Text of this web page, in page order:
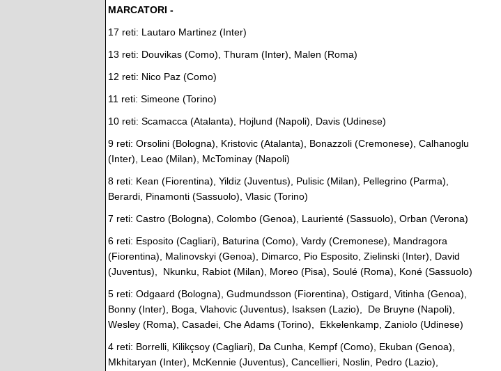
MARCATORI -
17 reti: Lautaro Martinez (Inter)
13 reti: Douvikas (Como), Thuram (Inter), Malen (Roma)
12 reti: Nico Paz (Como)
11 reti: Simeone (Torino)
10 reti: Scamacca (Atalanta), Hojlund (Napoli), Davis (Udinese)
9 reti: Orsolini (Bologna), Kristovic (Atalanta), Bonazzoli (Cremonese), Calhanoglu
(Inter), Leao (Milan), McTominay (Napoli)
8 reti: Kean (Fiorentina), Yildiz (Juventus), Pulisic (Milan), Pellegrino (Parma),
Berardi, Pinamonti (Sassuolo), Vlasic (Torino)
7 reti: Castro (Bologna), Colombo (Genoa), Laurienté (Sassuolo), Orban (Verona)
6 reti: Esposito (Cagliari), Baturina (Como), Vardy (Cremonese), Mandragora
(Fiorentina), Malinovskyi (Genoa), Dimarco, Pio Esposito, Zielinski (Inter), David
(Juventus), Nkunku, Rabiot (Milan), Moreo (Pisa), Soulé (Roma), Koné (Sassuolo)
5 reti: Odgaard (Bologna), Gudmundsson (Fiorentina), Ostigard, Vitinha (Genoa),
Bonny (Inter), Boga, Vlahovic (Juventus), Isaksen (Lazio), De Bruyne (Napoli),
Wesley (Roma), Casadei, Che Adams (Torino), Ekkelenkamp, Zaniolo (Udinese)
4 reti: Borrelli, Kilikçsoy (Cagliari), Da Cunha, Kempf (Como), Ekuban (Genoa),
Mkhitaryan (Inter), McKennie (Juventus), Cancellieri, Noslin, Pedro (Lazio),